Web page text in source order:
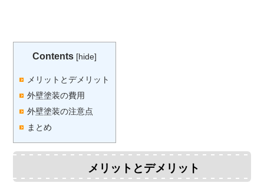
Contents [hide]
メリットとデメリット
外壁塗装の費用
外壁塗装の注意点
まとめ
メリットとデメリット